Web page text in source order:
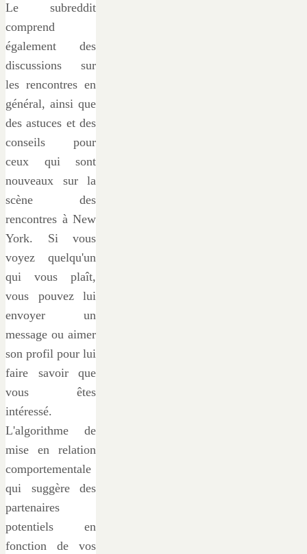
Le subreddit
comprend
également des
discussions sur
les rencontres en
général, ainsi que
des astuces et des
conseils pour
ceux qui sont
nouveaux sur la
scène des
rencontres à New
York. Si vous
voyez quelqu'un
qui vous plaît,
vous pouvez lui
envoyer un
message ou aimer
son profil pour lui
faire savoir que
vous êtes
intéressé.
L'algorithme de
mise en relation
comportementale
qui suggère des
partenaires
potentiels en
fonction de vos